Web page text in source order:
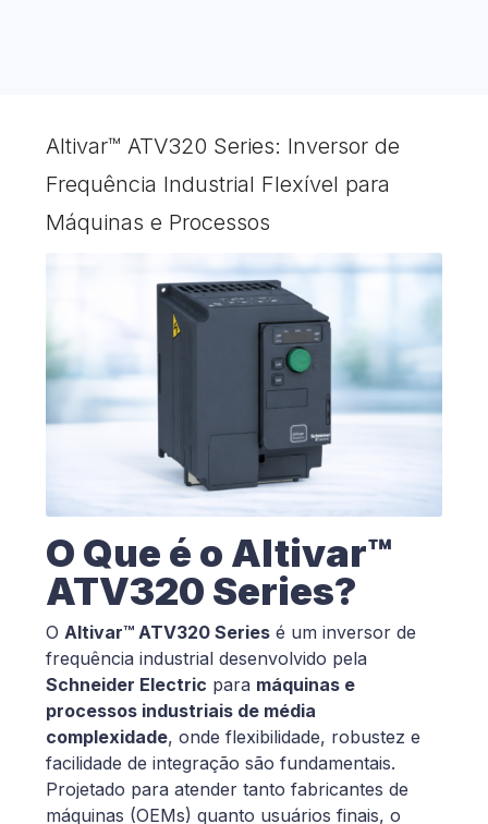
Altivar™ ATV320 Series: Inversor de
Frequência Industrial Flexível para
Máquinas e Processos
O Que é o Altivar™
ATV320 Series?
OAltivar™ ATV320 Series é um inversor de
frequência industrial desenvolvido pela
Schneider Electric para máquinas e
processos industriais de média
complexidade, onde flexibilidade, robustez e
facilidade de integração são fundamentais.
Projetado para atender tanto fabricantes de
máquinas (OEMs) quanto usuários finais, o